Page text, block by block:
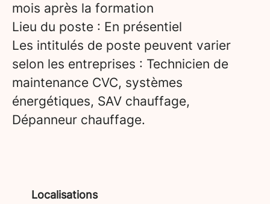
mois après la formation
Lieu du poste : En présentiel
Les intitulés de poste peuvent varier
selon les entreprises : Technicien de
maintenance CVC, systèmes
énergétiques, SAV chauffage,
Dépanneur chauffage.
Localisations